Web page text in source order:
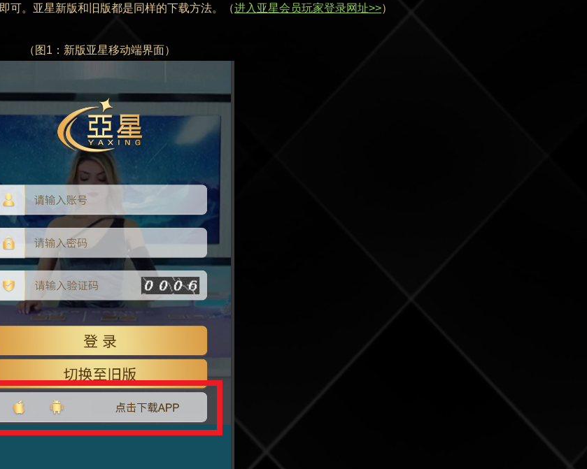
可。亚星新版和旧版都是同样的下载方法。（进入亚星会员玩家登录网址>>）
（图1：新版亚星移动端界面）